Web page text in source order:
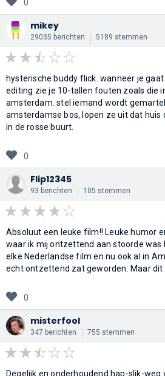
0
mikey
29035 berichten 5189 stemmen
hysterische buddy flick. wanneer je
editing zie je 10-tallen fouten zoals die
amsterdam. stel iemand wordt
amsterdamse bos, lopen ze uit dat huis
in de rosse buurt.
0
Flip12345
93 berichten 105 stemmen
Absoluut een leuke film!! Leuke humor
waar ik mij ontzettend aan stoorde was
elke Nederlandse film en nu ook al in
echt ontzettend zat geworden. Maar dit
0
misterfool
347 berichten 755 stemmen
Degelijk en onderhoudend hap-slik-